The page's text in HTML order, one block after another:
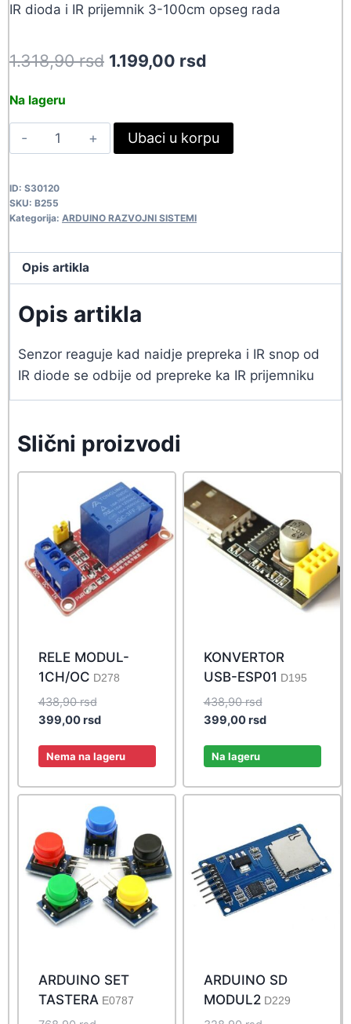
IR dioda i IR prijemnik 3-100cm opseg rada
1.318,90rsd Original
1.318,90 rsd.
1.199,00 rsd
1.199,00 rsd.
Na lageru
SENZOR
PREPREKE-
B255
quantity
Ubaci u korpu
ID: S30120
SKU: B255
Kategorija: ARDUINO RAZVOJNI SISTEMI
Opis artikla
Opis artikla
Senzor reaguje kad naidje prepreka i IR snop od
IR diode se odbije od prepreke ka IR prijemniku
Slični proizvodi
RELE MODUL-
1CH/OC D278
438,90rsdOriginal
price
438,90 rsd.
399,00rsdCurrent
is:
Nema na lageru
KONVERTOR
USB-ESP01 D195
438,90rsdOriginal
price
399,00rsdCurrent
Na lageru
ARDUINO SET
TASTERA E0787
ARDUINO SD
MODUL2D229